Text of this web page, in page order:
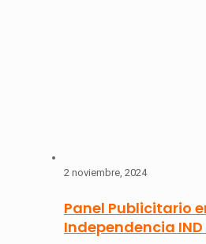
2 noviembre, 2024
Panel Publicitario
Independencia IND